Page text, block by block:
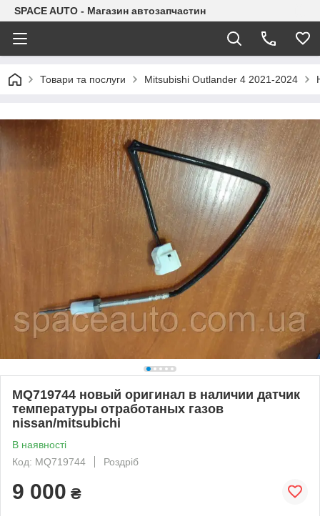
SPACE AUTO - Магазин автозапчастин
Товари та послуги Mitsubishi Outlander 4 2021-2024
MQ719744 новый оригинал в наличии датчик
температуры отработаных газов
nissan/mitsubichi
В наявності
Код: MQ719744
Роздріб
9 000 ₴